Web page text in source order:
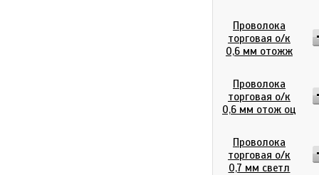
Проволока
торговая о/к
0,6 мм отожж
Проволока
торговая о/к
0,6 мм отож оц
Проволока
торговая о/к
0,7 мм светл